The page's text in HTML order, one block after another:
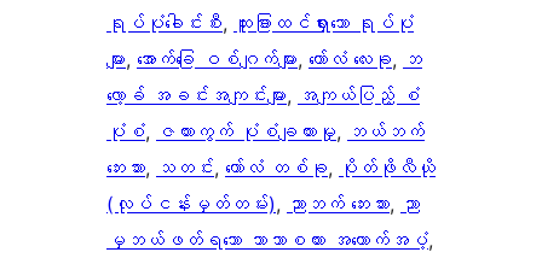
ရုပ်ပုံခေါင်းစီး, ထူးခြားထင်ရှားသော ရုပ်ပုံ
များ, အောက်ခြေ ဝစ်ဂျက်များ, ကော်လံ လေးခု, ဘ
လော့ခ် အခင်းအကျင်းများ, အကျယ်ပြည့် စံ
ပုံစံ, ဇယားကွက် ပုံစံချထားမှု, ဘယ်ဘက်
ဘေးဘား, သတင်း, ကော်လံ တစ်ခု, ပိုတ်ဖိုလီယို
(လုပ်ငန်းမှတ်တမ်း), ညာဘက် ဘေးဘား, ညာ
မှဘယ်ဖတ်ရသော ဘာသာစကား အထောက်အပံ့